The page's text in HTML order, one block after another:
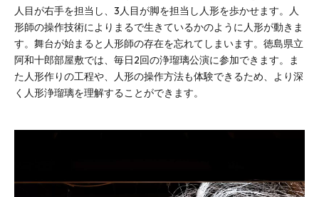
人目が右手を担当し、3人目が脚を担当し人形を歩かせます。人
形師の操作技術によりまるで生きているかのように人形が動きま
す。舞台が始まると人形師の存在を忘れてしまいます。徳島県立
阿和十郎部屋敷では、毎日2回の浄瑠璃公演に参加できます。ま
た人形作りの工程や、人形の操作方法も体験できるため、より深
く人形浄瑠璃を理解することができます。